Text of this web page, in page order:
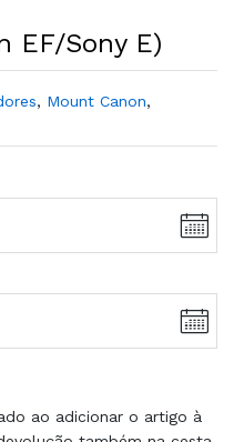
EF/Sony E)
, Mount Canon,
ao adicionar o artigo à